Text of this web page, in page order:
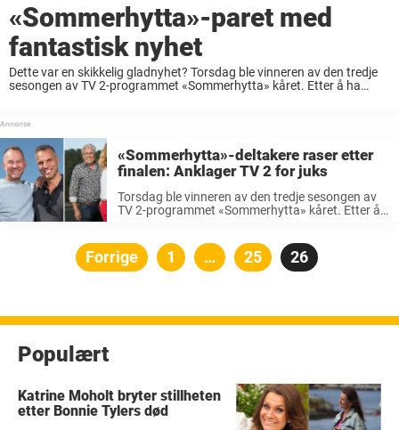
«Sommerhytta»-paret med
fantastisk nyhet
Dette var en skikkelig gladnyhet? Torsdag ble vinneren av den tredje
sesongen av TV 2-programmet «Sommerhytta» kåret. Etter å ha
«Sommerhytta»-deltakere raser etter
finalen: Anklager TV 2 for juks
Torsdag ble vinneren av den tredje sesongen av
TV 2-programmet «Sommerhytta» kåret. Etter å
hytta de pusset ...Posts
Forrige Side
1 … Side
25 Side
26
Populært
Katrine Moholt bryter stillheten
etter Bonnie Tylers død